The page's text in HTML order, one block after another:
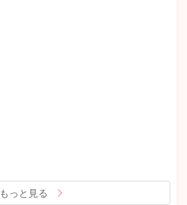
もっと見る